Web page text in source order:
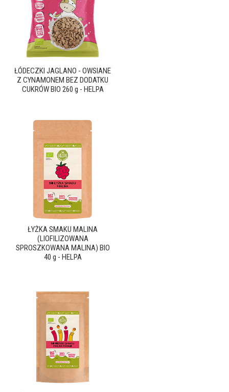
ŁÓDECZKI JAGLANO - OWSIANE
Z CYNAMONEM BEZ DODATKU
CUKRÓW BIO 260 g - HELPA
ŁYŻKA SMAKU MALINA
(LIOFILIZOWANA
SPROSZKOWANA MALINA) BIO
40 g - HELPA